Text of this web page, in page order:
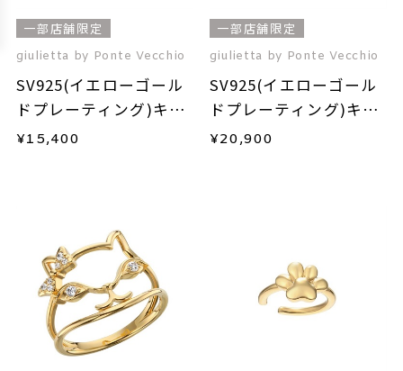
一部店舗限定
giulietta by Ponte Vecchio
SV925(イエローゴール
ドプレーティング)キュ
ービックジルコニアイ
¥15,400
一部店舗限定
giulietta by Ponte Vecchio
SV925(イエローゴール
ドプレーティング)キュ
ービックジルコニアネ
¥20,900